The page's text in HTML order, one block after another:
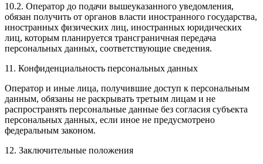
10.2. Оператор до подачи вышеуказанного уведомления,
обязан получить от органов власти иностранного государства,
иностранных физических лиц, иностранных юридических
лиц, которым планируется трансграничная передача
персональных данных, соответствующие сведения.
11. Конфиденциальность персональных данных
Оператор и иные лица, получившие доступ к персональным
данным, обязаны не раскрывать третьим лицам и не
распространять персональные данные без согласия субъекта
персональных данных, если иное не предусмотрено
федеральным законом.
12. Заключительные положения